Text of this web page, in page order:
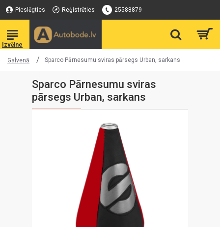
Pieslēgties Reģistrēties 25588879
Galvenā Sparco Pārnesumu sviras pārsegs Urban, sarkans
Sparco Pārnesumu sviras
pārsegs Urban, sarkans